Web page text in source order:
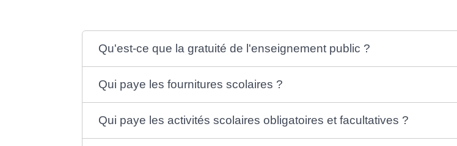
Qu'est-ce que la gratuité de l'enseignement public ?
Qui paye les fournitures scolaires ?
Qui paye les activités scolaires obligatoires et facultatives ?